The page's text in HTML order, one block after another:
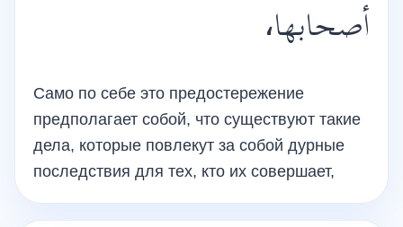
أصحابها،
Само по себе это предостережение
предполагает собой, что существуют такие
дела, которые повлекут за собой дурные
последствия для тех, кто их совершает,